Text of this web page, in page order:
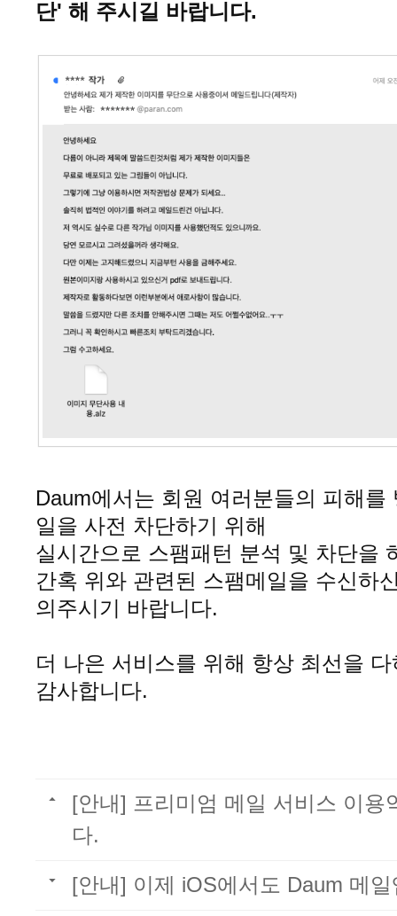
단' 해 주시길 바랍니다.
Daum에서는 회원 여러분들의 피해
일을 사전 차단하기 위해
실시간으로 스팸패턴 분석 및 차단을
간혹 위와 관련된 스팸메일을 수신하
의주시기 바랍니다.
더 나은 서비스를 위해 항상 최선을
감사합니다.
[안내] 프리미엄 메일 서비스 이용
다.
[안내] 이제 iOS에서도 Daum 메